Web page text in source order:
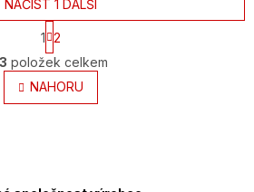
O
v
l
á
NAČÍST 1 DALŠÍ
S
t
r
á
n
k
1 2
položek celkem
NAHORU